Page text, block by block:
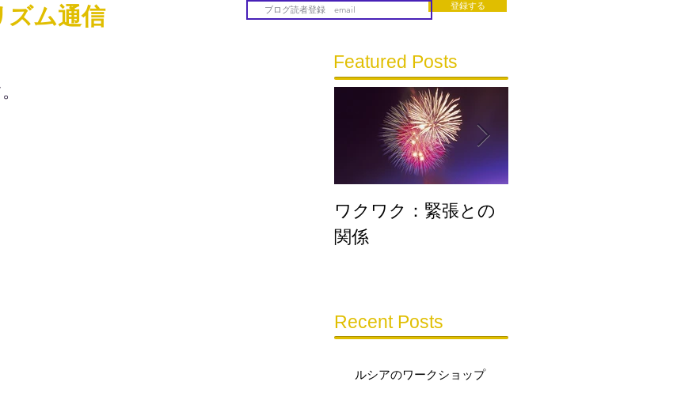
ム通信 登録する
Featured Posts
ワクワク：緊張との
関係
Recent Posts
ルシアのワークショップ